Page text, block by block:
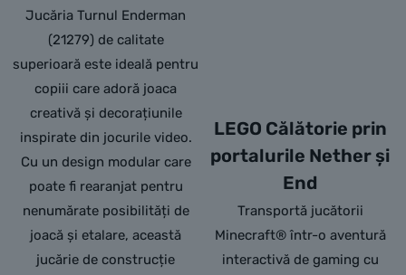
Jucăria Turnul Enderman
(21279) de calitate
superioară este ideală pentru
copiii care adoră joaca
creativă și decorațiunile
inspirate din jocurile video.
Cu un design modular care
poate fi rearanjat pentru
nenumărate posibilități de
joacă și etalare, această
jucărie de construcție
LEGO Călătorie prin
portalurile Nether și
End
Transportă jucătorii
Minecraft® într-o aventură
interactivă de gaming cu